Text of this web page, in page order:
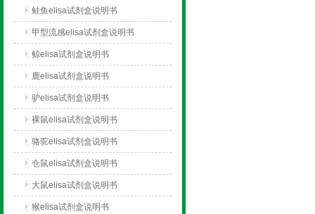
鲑鱼elisa试剂盒说明书
甲型流感elisa试剂盒说明书
鲸elisa试剂盒说明书
鹿elisa试剂盒说明书
驴elisa试剂盒说明书
裸鼠elisa试剂盒说明书
骆驼elisa试剂盒说明书
仓鼠elisa试剂盒说明书
大鼠elisa试剂盒说明书
猴elisa试剂盒说明书